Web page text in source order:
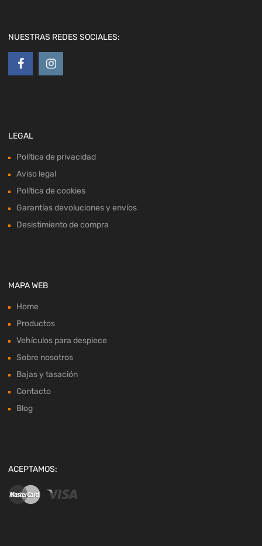
NUESTRAS REDES SOCIALES:
LEGAL
Política de privacidad
Aviso legal
Política de cookies
Garantías devoluciones y envíos
Desistimiento de compra
MAPA WEB
Home
Productos
Vehículos para despiece
Sobre nosotros
Bajas y tasación
Contacto
Blog
ACEPTAMOS: